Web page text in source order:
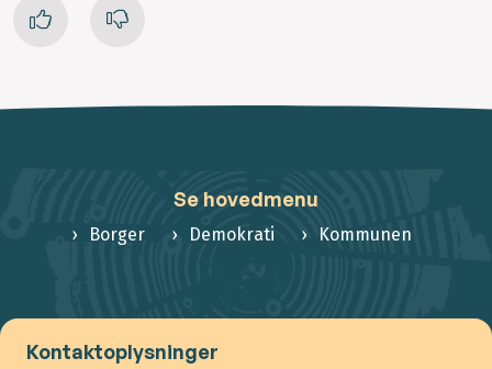
Se hovedmenu
Borger Demokrati Kommunen
Kontaktoplysninger